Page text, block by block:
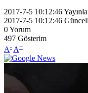
2017-7-5 10:12:46
2017-7-5 10:12:46
0Yorum
497 Gösterim
A- A+